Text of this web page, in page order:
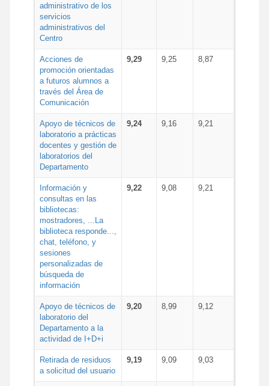
administrativo de los
servicios
administrativos del
Centro
Acciones de
promoción orientadas
a futuros alumnos a
través del Área de
Comunicación
9,29 9,25 8,87
Apoyo de técnicos de
laboratorio a prácticas
docentes y gestión de
laboratorios del
Departamento
9,24 9,16 9,21
Información y
consultas en las
bibliotecas:
mostradores, ...La
biblioteca responde...,
chat, teléfono, y
sesiones
personalizadas de
búsqueda de
información
9,22 9,08 9,21
Apoyo de técnicos de
laboratorio del
Departamento a la
actividad de I+D+i
9,20 8,99 9,12
Retirada de residuos
a solicitud del usuario
9,19 9,09 9,03